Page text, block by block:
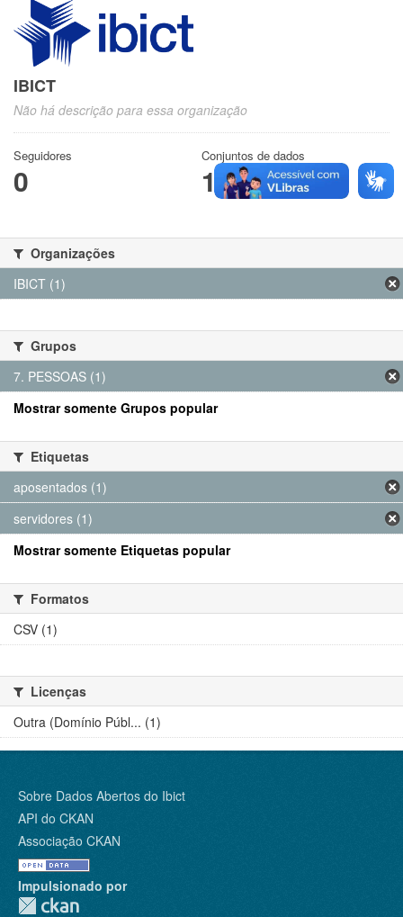
IBICT
Não há descrição para essa organização
Seguidores
0
Conjuntos de dados
1
Organizações
IBICT (1)
Grupos
7. PESSOAS (1)
Mostrar somente Grupos popular
Etiquetas
aposentados (1)
servidores (1)
Mostrar somente Etiquetas popular
Formatos
CSV (1)
Licenças
Outra (Domínio Públ... (1)
Sobre Dados Abertos do Ibict
API do CKAN
Associação CKAN
Impulsionado por